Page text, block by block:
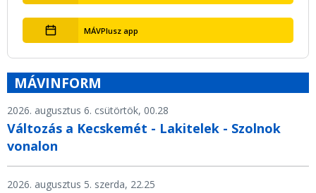
MÁVPlusz app
MÁVINFORM
2026. augusztus 6. csütörtök, 00.28
Változás a Kecskemét - Lakitelek - Szolnok
vonalon
2026. augusztus 5. szerda, 22.25